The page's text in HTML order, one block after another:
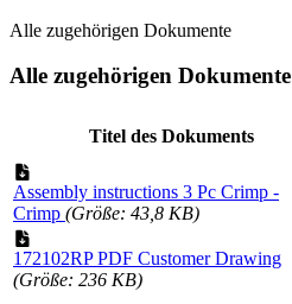
Alle zugehörigen Dokumente
Alle zugehörigen Dokumente
Titel des Dokuments
Assembly instructions 3 Pc Crimp -
Crimp (Größe: 43,8 KB)
172102RP PDF Customer Drawing
(Größe: 236 KB)